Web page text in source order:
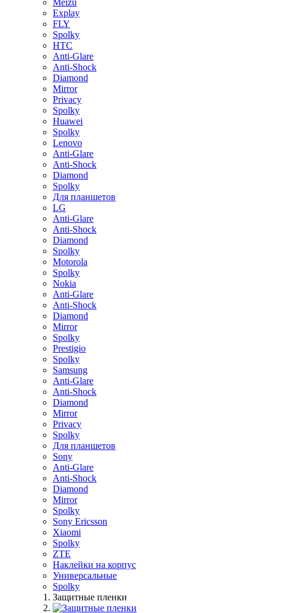
Meizu
Explay
FLY
Spolky
HTC
Anti-Glare
Anti-Shock
Diamond
Mirror
Privacy
Spolky
Huawei
Spolky
Lenovo
Anti-Glare
Anti-Shock
Diamond
Spolky
Для планшетов
LG
Anti-Glare
Anti-Shock
Diamond
Spolky
Motorola
Spolky
Nokia
Anti-Glare
Anti-Shock
Diamond
Mirror
Spolky
Prestigio
Spolky
Samsung
Anti-Glare
Anti-Shock
Diamond
Mirror
Privacy
Spolky
Для планшетов
Sony
Anti-Glare
Anti-Shock
Diamond
Mirror
Spolky
Sony Ericsson
Xiaomi
Spolky
ZTE
Наклейки на корпус
Универсальные
Spolky
Защитные пленки